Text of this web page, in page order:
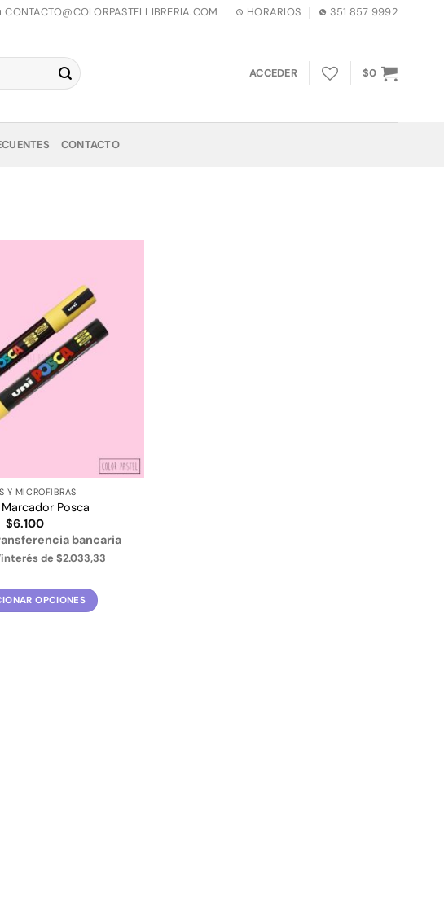
CONTACTO@COLORPASTELLIBRERIA.COM HORARIOS 351 857 9992
ACCEDER $0
CONTACTO
deseos
Y MICROFIBRAS
Posca
$6.100
bancaria
de$2.033,33
OPCIONES